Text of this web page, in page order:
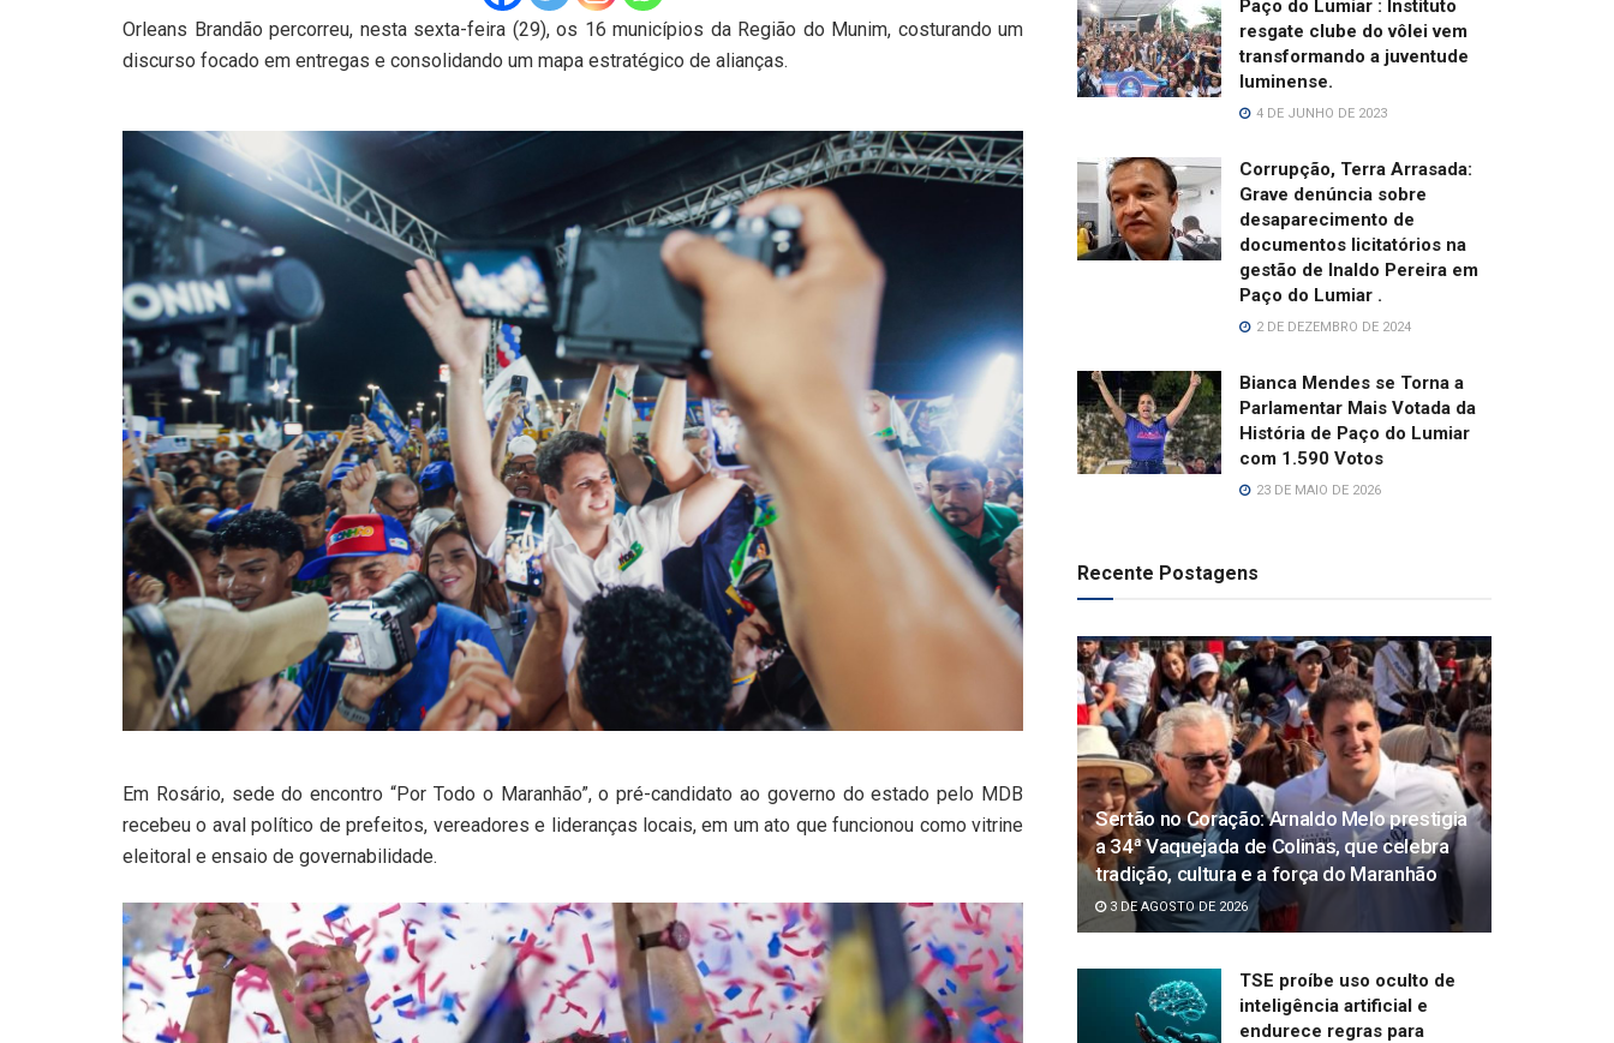
Orleans Brandão percorreu, nesta sexta-feira (29), os 16 municípios da Região do Munim, costurando um
discurso focado em entregas e consolidando um mapa estratégico de alianças.
Em Rosário, sede do encontro “Por Todo o Maranhão”, o pré-candidato ao governo do estado pelo MDB
recebeu o aval político de prefeitos, vereadores e lideranças locais, em um ato que funcionou como vitrine
eleitoral e ensaio de governabilidade.
Paço do Lumiar : Instituto
resgate clube do vôlei vem
transformando a juventude
luminense.
4 DE JUNHO DE 2023
Corrupção, Terra Arrasada:
Grave denúncia sobre
desaparecimento de
documentos licitatórios na
gestão de Inaldo Pereira em
Paço do Lumiar .
2 DE DEZEMBRO DE 2024
Bianca Mendes se Torna a
Parlamentar Mais Votada da
História de Paço do Lumiar
com 1.590 Votos
23 DE MAIO DE 2026
Recente Postagens
Sertão no Coração: Arnaldo Melo prestigia
a 34ª Vaquejada de Colinas, que celebra
tradição, cultura e a força do Maranhão
3 DE AGOSTO DE 2026
TSE proíbe uso oculto de
inteligência artificial e
endurece regras para